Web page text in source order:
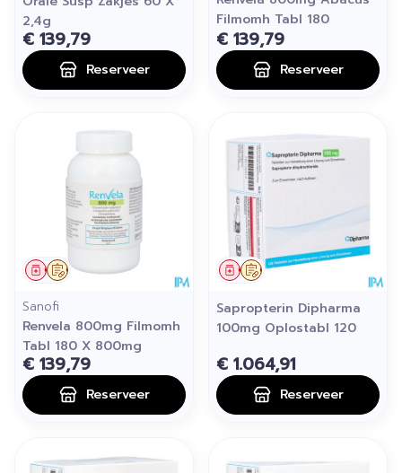
2,4g
€ 139,79
Reserveer
Filmomh Tabl 180
€ 139,79
Reserveer
Op voorschrift
Geneesmiddel
Sanofi
Renvela 800mg Filmomh
Tabl 180 X 800mg
€ 139,79
Reserveer
Op voorschrift
Geneesmiddel
Sapropterin Dipharma
100mg Oplostabl 120
€ 1.064,91
Reserveer